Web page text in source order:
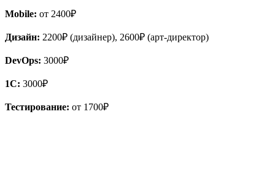
Mobile: от 2400₽
Дизайн: 2200₽ (дизайнер), 2600₽ (арт-директор)
DevOps: 3000₽
1С: 3000₽
Тестирование: от 1700₽